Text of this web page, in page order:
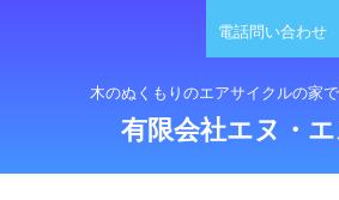
電話問い合わせ
木のぬくもりのエアサイクルの家
有限会社エヌ・